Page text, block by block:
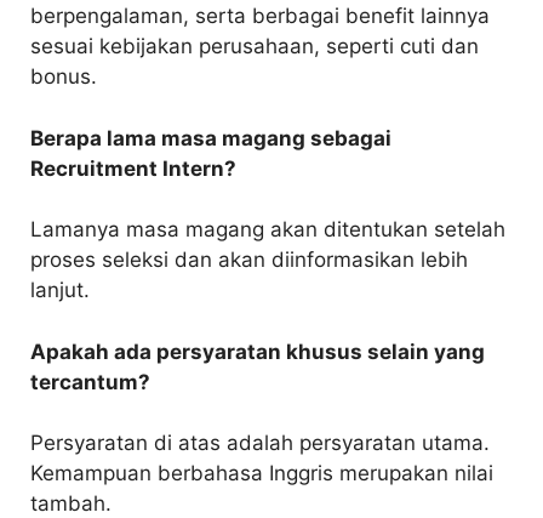
berpengalaman, serta berbagai benefit lainnya
sesuai kebijakan perusahaan, seperti cuti dan
bonus.
Berapa lama masa magang sebagai
Recruitment Intern?
Lamanya masa magang akan ditentukan setelah
proses seleksi dan akan diinformasikan lebih
lanjut.
Apakah ada persyaratan khusus selain yang
tercantum?
Persyaratan di atas adalah persyaratan utama.
Kemampuan berbahasa Inggris merupakan nilai
tambah.